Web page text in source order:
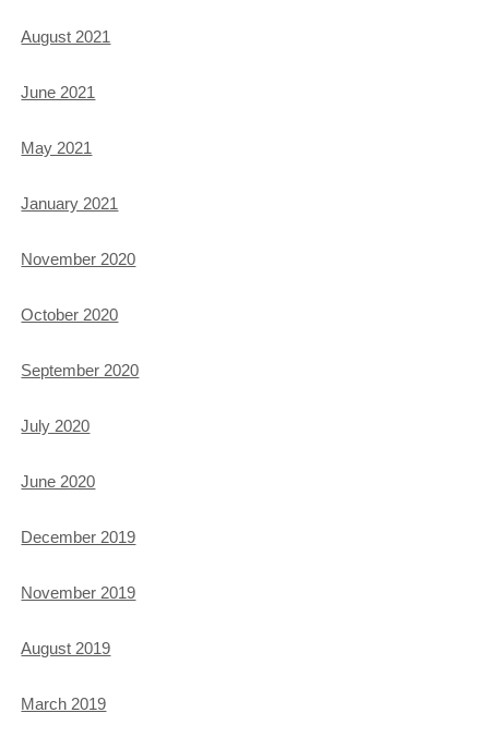
August 2021
June 2021
May 2021
January 2021
November 2020
October 2020
September 2020
July 2020
June 2020
December 2019
November 2019
August 2019
March 2019